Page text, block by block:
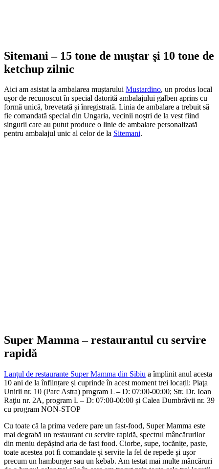
Sitemani – 15 tone de muştar şi 10 tone de
ketchup zilnic
Aici am asistat la ambalarea muștarului Mustardino, un produs local
ușor de recunoscut în special datorită ambalajului galben aprins cu
formă unică, brevetată și înregistrată. Linia de ambalare a trebuit să
fie comandată special din Ungaria, vecinii noștri de la vest fiind
singurii care au putut produce o linie de ambalare personalizată
pentru ambalajul unic al celor de la Sitemani.
Super Mamma – restaurantul cu servire
rapidă
Lanțul de restaurante Super Mamma din Sibiu a împlinit anul acesta
10 ani de la înființare și cuprinde în acest moment trei locații: Piaţa
Unirii nr. 10 (Parc Astra) program L – D: 07:00-00:00; Str. Dr. Ioan
Raţiu nr. 2A, program L – D: 07:00-00:00 și Calea Dumbrăvii nr. 39
cu program NON-STOP
Cu toate că la prima vedere pare un fast-food, Super Mamma este
mai degrabă un restaurant cu servire rapidă, spectrul mâncărurilor
din meniu depășind aria de fast food. Ciorbe, supe, tocănițe, paste,
toate acestea pot fi comandate și servite la fel de repede și ușor
precum un hamburger sau un kebab. Am testat mai multe mâncăruri